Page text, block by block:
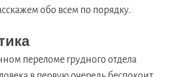
обо всем по порядку.
переломе грудного отдела